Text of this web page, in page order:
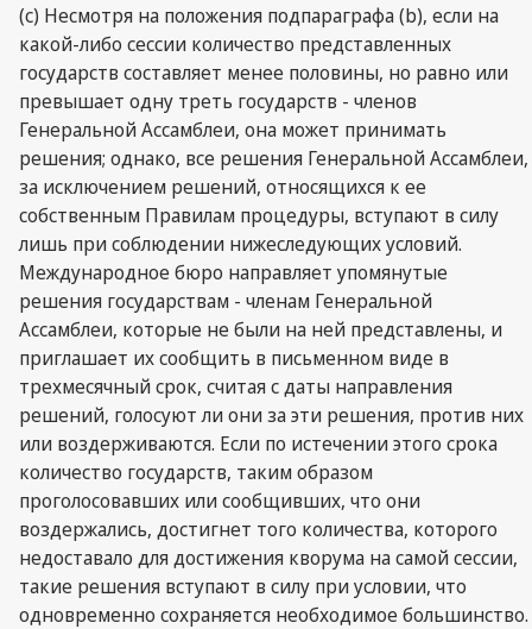
(c) Несмотря на положения подпараграфа (b), если на
какой-либо сессии количество представленных
государств составляет менее половины, но равно или
превышает одну треть государств - членов
Генеральной Ассамблеи, она может принимать
решения; однако, все решения Генеральной Ассамблеи,
за исключением решений, относящихся к ее
собственным Правилам процедуры, вступают в силу
лишь при соблюдении нижеследующих условий.
Международное бюро направляет упомянутые
решения государствам - членам Генеральной
Ассамблеи, которые не были на ней представлены, и
приглашает их сообщить в письменном виде в
трехмесячный срок, считая с даты направления
решений, голосуют ли они за эти решения, против них
или воздерживаются. Если по истечении этого срока
количество государств, таким образом
проголосовавших или сообщивших, что они
воздержались, достигнет того количества, которого
недоставало для достижения кворума на самой сессии,
такие решения вступают в силу при условии, что
одновременно сохраняется необходимое большинство.